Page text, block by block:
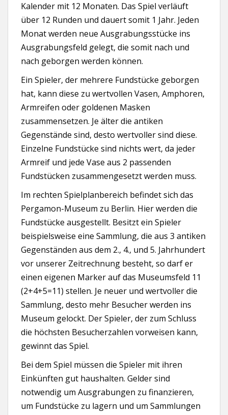
Kalender mit 12 Monaten. Das Spiel verläuft
über 12 Runden und dauert somit 1 Jahr. Jeden
Monat werden neue Ausgrabungsstücke ins
Ausgrabungsfeld gelegt, die somit nach und
nach geborgen werden können.
Ein Spieler, der mehrere Fundstücke geborgen
hat, kann diese zu wertvollen Vasen, Amphoren,
Armreifen oder goldenen Masken
zusammensetzen. Je älter die antiken
Gegenstände sind, desto wertvoller sind diese.
Einzelne Fundstücke sind nichts wert, da jeder
Armreif und jede Vase aus 2 passenden
Fundstücken zusammengesetzt werden muss.
Im rechten Spielplanbereich befindet sich das
Pergamon-Museum zu Berlin. Hier werden die
Fundstücke ausgestellt. Besitzt ein Spieler
beispielsweise eine Sammlung, die aus 3 antiken
Gegenständen aus dem 2., 4., und 5. Jahrhundert
vor unserer Zeitrechnung besteht, so darf er
einen eigenen Marker auf das Museumsfeld 11
(2+4+5=11) stellen. Je neuer und wertvoller die
Sammlung, desto mehr Besucher werden ins
Museum gelockt. Der Spieler, der zum Schluss
die höchsten Besucherzahlen vorweisen kann,
gewinnt das Spiel.
Bei dem Spiel müssen die Spieler mit ihren
Einkünften gut haushalten. Gelder sind
notwendig um Ausgrabungen zu finanzieren,
um Fundstücke zu lagern und um Sammlungen